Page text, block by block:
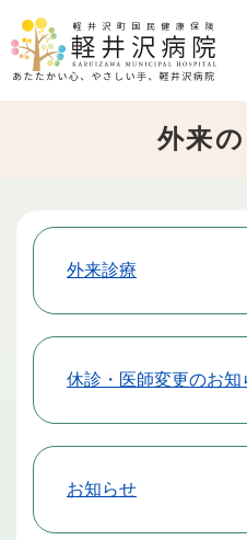
ー
外来
本
外来診療
休診・医師変更のお知
お知らせ